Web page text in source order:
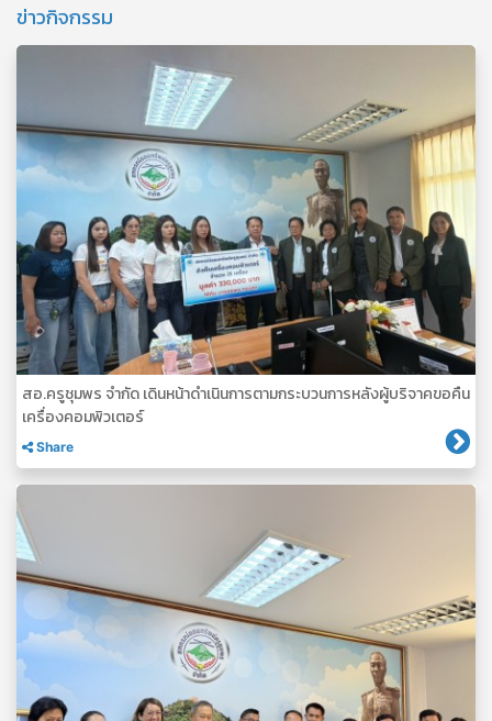
ข่าวกิจกรรม
สอ.ครูชุมพร จำกัด เดินหน้าดำเนินการตามกระบวนการหลังผู้บริจาคขอคืน
เครื่องคอมพิวเตอร์
Share